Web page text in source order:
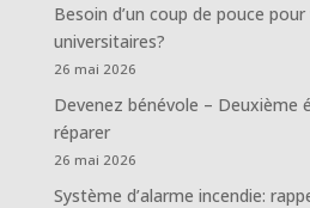
Besoin d’un coup de pouce
universitaires?
26 mai 2026
Devenez bénévole – Deuxième
réparer
26 mai 2026
Système d’alarme incendie: